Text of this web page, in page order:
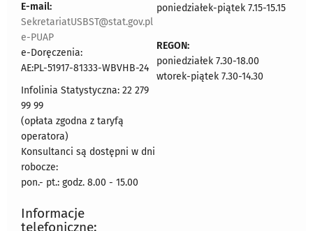
E-mail:
SekretariatUSBST@stat.gov.pl
e-PUAP
e-Doręczenia:
AE:PL-51917-81333-WBVHB-24
Infolinia Statystyczna: 22 279
99 99
(opłata zgodna z taryfą
operatora)
Konsultanci są dostępni w dni
robocze:
pon.- pt.: godz. 8.00 - 15.00
poniedziałek-piątek 7.15-15.15
REGON:
poniedziałek 7.30-18.00
wtorek-piątek 7.30-14.30
Informacje
telefoniczne: